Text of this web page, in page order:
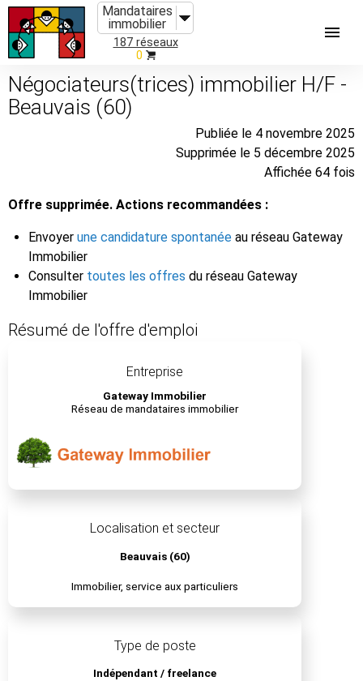
Mandataires
immobilier
187 réseaux
0
Négociateurs(trices) immobilier H/F -
Beauvais (60)
Publiée le 4 novembre 2025
Supprimée le 5 décembre 2025
Affichée 64 fois
Offre supprimée. Actions recommandées :
Envoyer une candidature spontanée au réseau Gateway
Immobilier
Consulter toutes les offres du réseau Gateway
Immobilier
Résumé de l'offre d'emploi
Entreprise
Gateway Immobilier
Réseau de mandataires immobilier
Localisation et secteur
Beauvais (60)
Immobilier, service aux particuliers
Type de poste
Indépendant / freelance